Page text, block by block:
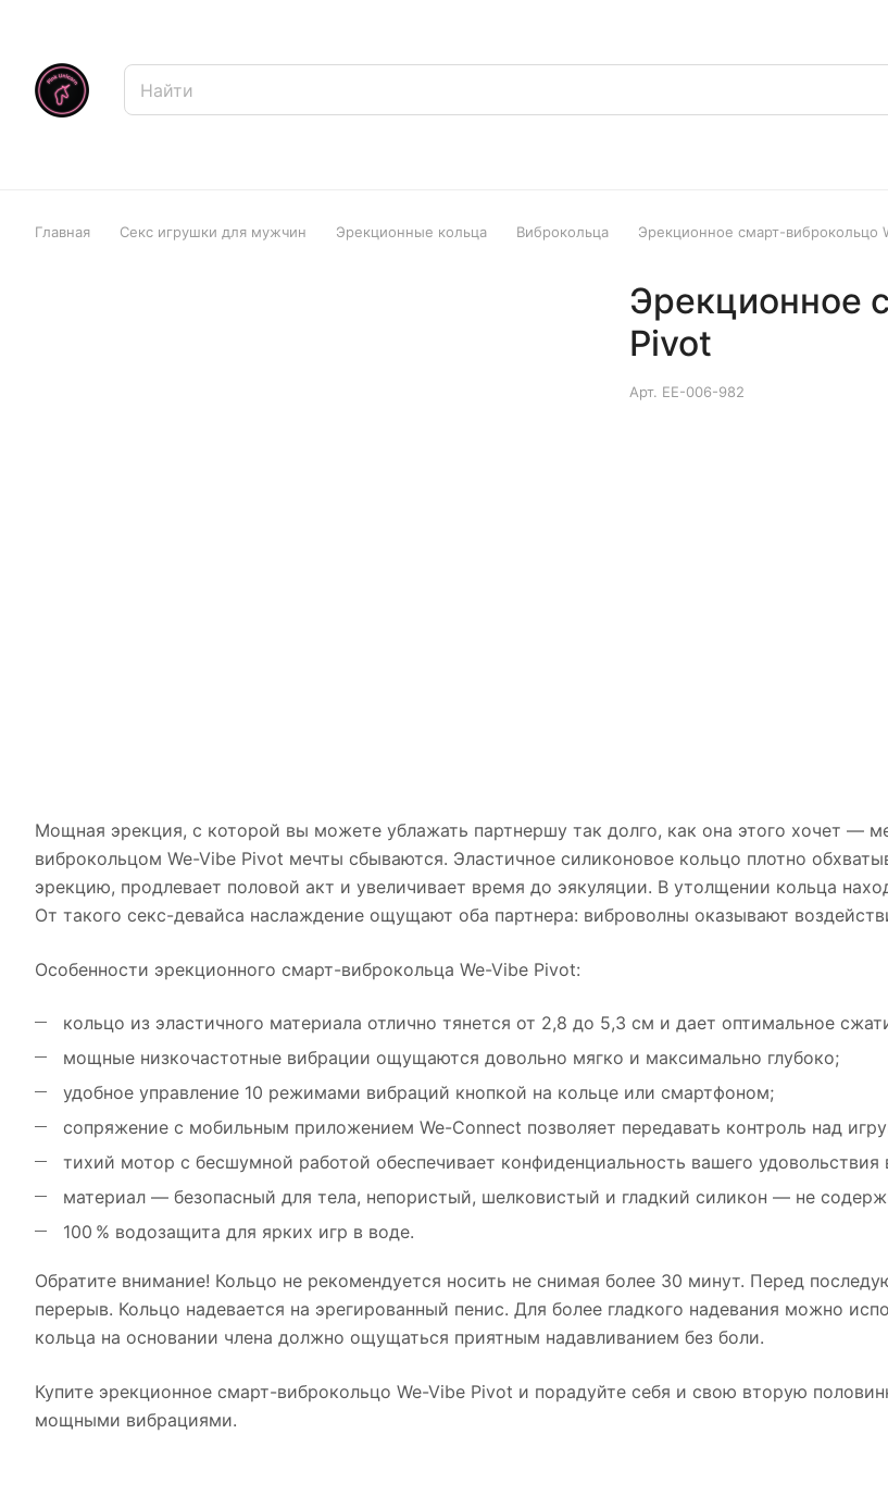
Главная Секс игрушки для мужчин Эрекционные кольца Виброкольца Эрекционное смарт-виброкольцо
Эрекционное
Pivot
Арт. EE-006-982
Мощная эрекция, с которой вы можете ублажать партнершу так долго, как она этого хочет —
виброкольцом We-Vibe Pivot мечты сбываются. Эластичное силиконовое кольцо плотно
эрекцию, продлевает половой акт и увеличивает время до эякуляции. В утолщении кольца
От такого секс-девайса наслаждение ощущают оба партнера: виброволны оказывают
Особенности эрекционного смарт-виброкольца We-Vibe Pivot:
кольцо из эластичного материала отлично тянется от 2,8 до 5,3 см и дает оптимальное
мощные низкочастотные вибрации ощущаются довольно мягко и максимально глубоко;
удобное управление 10 режимами вибраций кнопкой на кольце или смартфоном;
сопряжение с мобильным приложением We-Connect позволяет передавать контроль над
тихий мотор с бесшумной работой обеспечивает конфиденциальность вашего
материал — безопасный для тела, непористый, шелковистый и гладкий силикон — не
100 % водозащита для ярких игр в воде.
Обратите внимание! Кольцо не рекомендуется носить не снимая более 30 минут. Перед
перерыв. Кольцо надевается на эрегированный пенис. Для более гладкого надевания можно
кольца на основании члена должно ощущаться приятным надавливанием без боли.
Купите эрекционное смарт-виброкольцо We-Vibe Pivot и порадуйте себя и свою вторую
мощными вибрациями.